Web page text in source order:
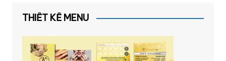
THIẾT KẾ MENU